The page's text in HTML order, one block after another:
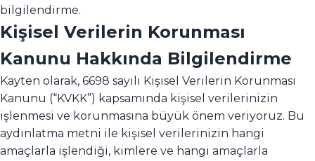
bilgilendirme.
Kişisel Verilerin Korunması
Kanunu Hakkında Bilgilendirme
Kayten olarak, 6698 sayılı Kişisel Verilerin Korunması
Kanunu (“KVKK”) kapsamında kişisel verilerinizin
işlenmesi ve korunmasına büyük önem veriyoruz. Bu
aydınlatma metni ile kişisel verilerinizin hangi
amaçlarla işlendiği, kimlere ve hangi amaçlarla